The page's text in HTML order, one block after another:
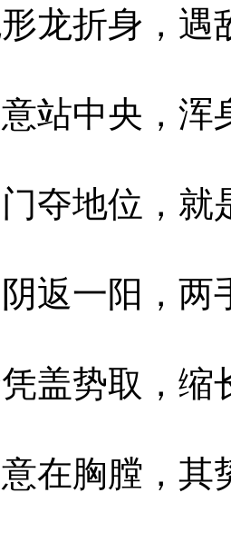
折身，遇
中央，浑
地位，就
一阳，两
势取，缩
胸膛，其